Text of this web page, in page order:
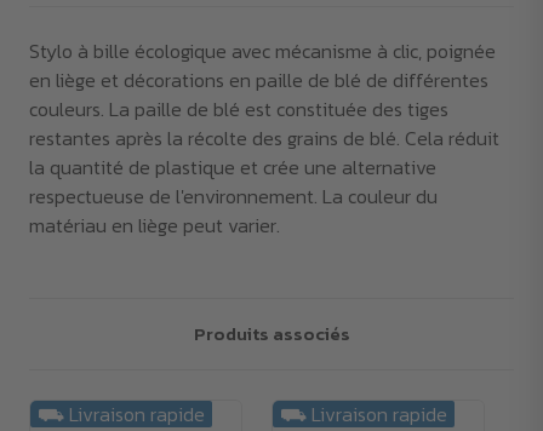
Stylo à bille écologique avec mécanisme à clic, poignée
en liège et décorations en paille de blé de différentes
couleurs. La paille de blé est constituée des tiges
restantes après la récolte des grains de blé. Cela réduit
la quantité de plastique et crée une alternative
respectueuse de l'environnement. La couleur du
matériau en liège peut varier.
Produits associés
⛟ Livraison rapide ⛟ Livraison rapide